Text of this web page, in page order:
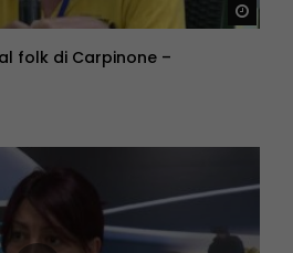
folk di Carpinone –